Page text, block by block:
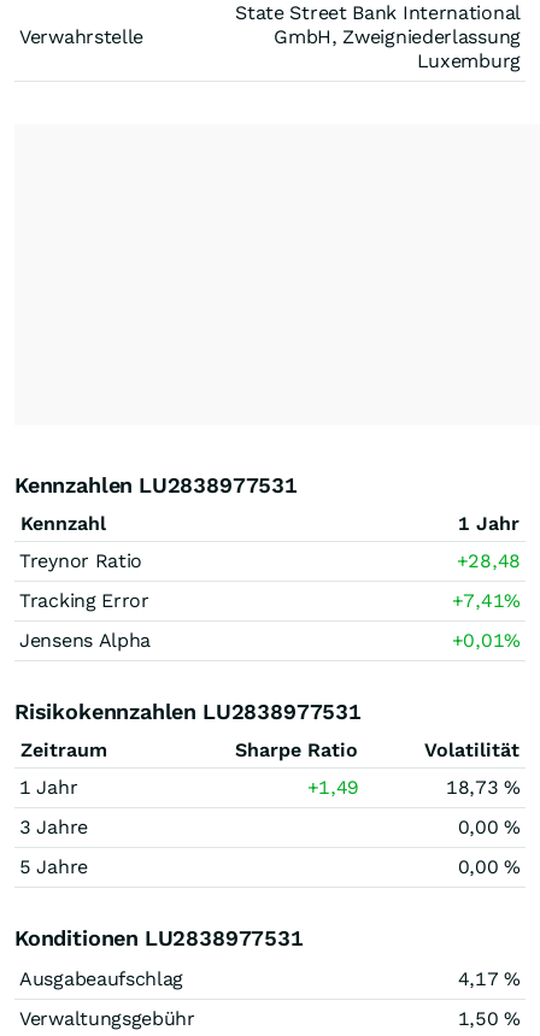
Verwahrstelle
State Street Bank International
GmbH, Zweigniederlassung
Luxemburg
Kennzahlen LU2838977531
Kennzahl
1 Jahr
Treynor Ratio
+28,48
Tracking Error
+7,41%
Jensens Alpha
+0,01%
Risikokennzahlen LU2838977531
Zeitraum Sharpe Ratio
Volatilität
1 Jahr
+1,49
18,73 %
3 Jahre
0,00 %
5 Jahre
0,00 %
Konditionen LU2838977531
Ausgabeaufschlag
4,17 %
Verwaltungsgebühr
1,50 %